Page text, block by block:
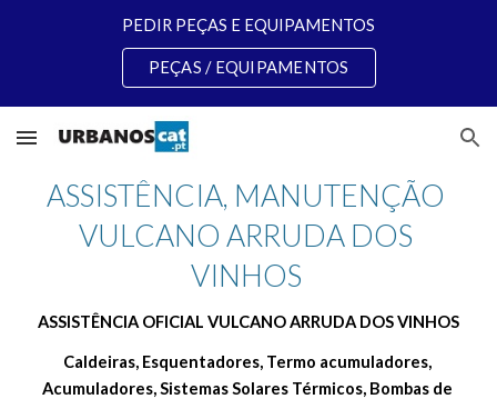
PEDIR PEÇAS E EQUIPAMENTOS
PEÇAS / EQUIPAMENTOS
ASSISTÊNCIA, MANUTENÇÃO
VULCANO ARRUDA DOS
VINHOS
ASSISTÊNCIA OFICIAL VULCANO ARRUDA DOS VINHOS
Caldeiras, Esquentadores, Termo acumuladores,
Acumuladores, Sistemas Solares Térmicos, Bombas de